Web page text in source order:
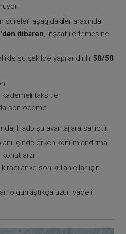
süreleri aşağıdakiler arasında
itibaren, inşaat ilerlemesine
şu şekilde yapılandırılır 50/50
kademeli taksitler
son ödeme
Hado şu avantajlara sahiptir:
içinde erken konumlandırma
konut arzı
kiracılar ve son kullanıcılar için
olgunlaştıkça uzun vadeli